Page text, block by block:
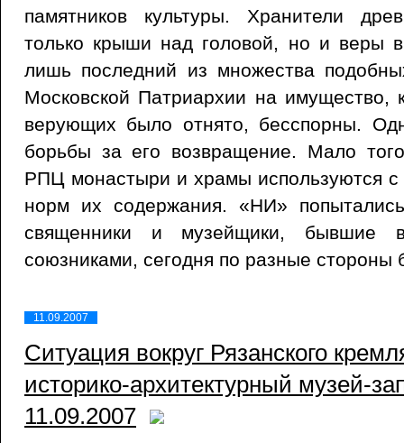
памятников культуры. Хранители
только крыши над головой, но и веры
лишь последний из множества
Московской Патриархии на имущество,
верующих было отнято, бесспорны.
борьбы за его возвращение. Мало
РПЦ монастыри и храмы используются
норм их содержания. «НИ»
священники и музейщики, бывшие
союзниками, сегодня по разные стороны
11.09.2007
Ситуация вокруг Рязанского
историко-архитектурный музей-
11.09.2007